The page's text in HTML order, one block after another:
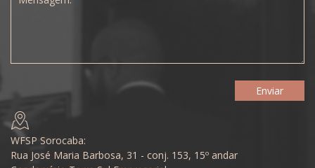
WFSP Sorocaba:
Rua José Maria Barbosa, 31 - conj. 153, 15º andar